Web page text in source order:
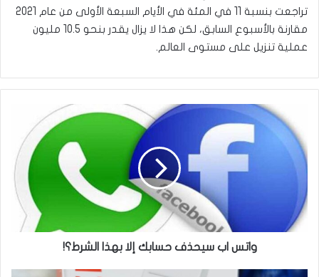
تراجعت بنسبة 11 في المئة في الأيام السبعة الأولى من عام 2021
مقارنة بالأسبوع السابق، لكن هذا لا يزال يقدر بنحو 10.5 مليون
عملية تنزيل على مستوى العالم.
سيحذف
حسابك
إلا
بهذا
الشرط؟!
واتس اب سيحذف حسابك إلا بهذا الشرط؟!